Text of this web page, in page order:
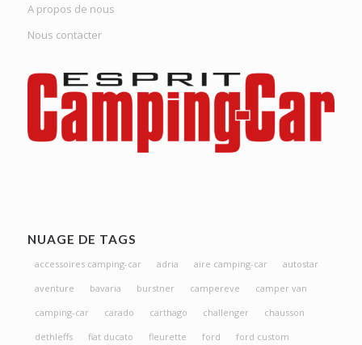
A propos de nous
Nous contacter
NUAGE DE TAGS
accessoires camping-car adria aire camping-car
autostar
aventure
bavaria burstner campereve
camper van
camping-car
carado carthago challenger
chausson
dethleffs
fiat ducato fleurette ford
ford custom